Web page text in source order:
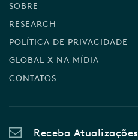
SOBRE
RESEARCH
POLÍTICA DE PRIVACIDADE
GLOBAL X NA MÍDIA
CONTATOS
Receba Atualizações